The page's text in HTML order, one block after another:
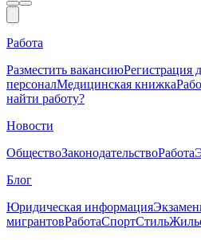
Работа
Разместить вакансиюРегистрация
персоналМедицинская книжка
найти работу?
Новости
ОбществоЗаконодательствоРабота
Блог
Юридическая информация
мигрантовРаботаСпортСтиль